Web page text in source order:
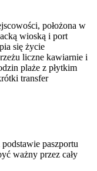
położona w
wioską i port
się życie
liczne kawiarnie i
plaże z płytkim
transfer
paszportu
ważny przez cały